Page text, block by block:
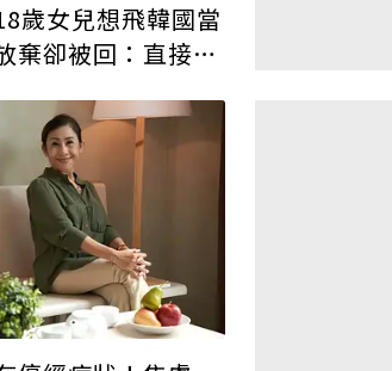
歲女兒想飛韓國當
棄卻被回：直接去